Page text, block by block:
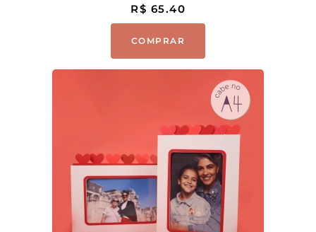
R$ 65.40
COMPRAR